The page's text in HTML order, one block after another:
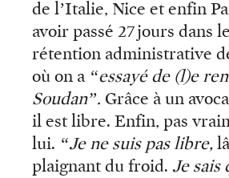
de l’Italie, Nice et enfin
avoir passé 27 jours dans
rétention administrative
où on a “essayé de (l)e
Soudan”. Grâce à un
il est libre. Enfin, pas
lui. “Je ne suis pas libre,
plaignant du froid. Je sais